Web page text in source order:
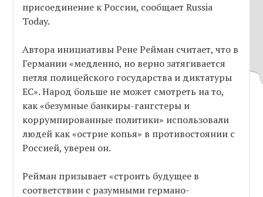
присоединение к России, сообщает Russia
Today.
Автора инициативы Рене Рейман считает, что в
Германии «медленно, но верно затягивается
петля полицейского государства и диктатуры
ЕС». Народ больше не может смотреть на то,
как «безумные банкиры-гангстеры и
коррумпированные политики» использовали
людей как «острие копья» в противостоянии с
Россией, уверен он.
Рейман призывает «строить будущее в
соответствии с разумными германо-